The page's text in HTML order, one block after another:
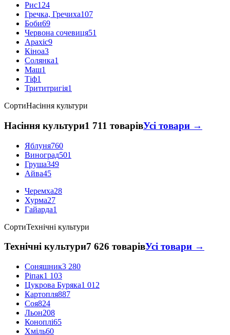
Рис124
Гречка, Гречиха107
Боби69
Червона сочевиця51
Арахіс9
Кіноа3
Солянка1
Маш1
Тіф1
Трититригія1
СортиНасіння культури
Насіння культури1 711 товарівУсі товари →
Яблуня760
Виноград501
Груша349
Айва45
Черемха28
Хурма27
Гайарда1
СортиТехнічні культури
Технічні культури7 626 товарівУсі товари →
Соняшник3 280
Ріпак1 103
Цукрова Буряка1 012
Картопля887
Соя824
Льон208
Коноплі65
Хміль60